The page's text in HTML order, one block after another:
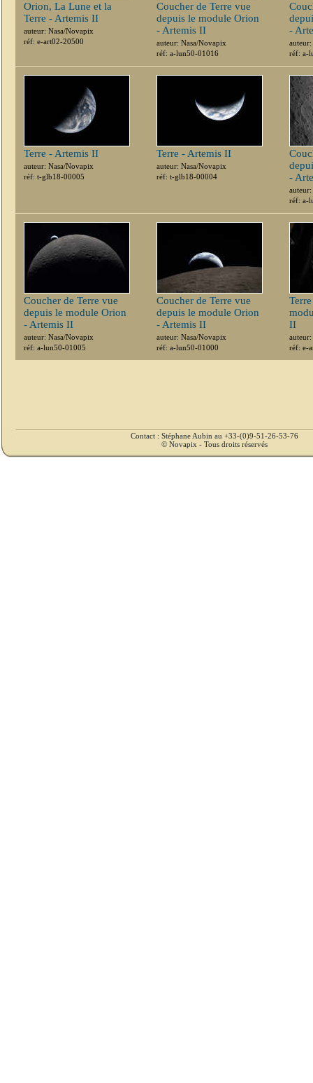
Orion, La Lune et la
Terre - Artemis II
auteur: Nasa/Novapix
réf: e-art02-20500
Coucher de Terre vue
depuis le module Orion
- Artemis II
auteur: Nasa/Novapix
réf: a-lun50-01016
-
réf: a-
Terre - Artemis II
auteur: Nasa/Novapix
réf: t-glb18-00005
Terre - Artemis II
auteur: Nasa/Novapix
réf: t-glb18-00004
-
réf: a-
Coucher de Terre vue
depuis le module Orion
- Artemis II
auteur: Nasa/Novapix
réf: a-lun50-01005
Coucher de Terre vue
depuis le module Orion
- Artemis II
auteur: Nasa/Novapix
réf: a-lun50-01000
II
réf: e-
Contact : Stéphane Aubin au +33-(0)9-51-26-53-76
© Novapix - Tous droits réservés